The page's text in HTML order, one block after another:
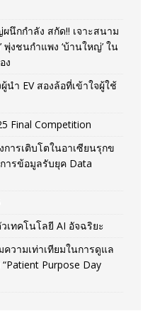
กกำลัง สกัด!! เจาะสนาม
พุ่งชนกำแพง ‘บ้านใหญ่’ ใน
ง
นำ EV สองล้อที่เข้าใจผู้ใช้
Final Competition
ารเติบโตในอาเซียนรุกข
ารข้อมูลรับยุค Data
เทคโนโลยี AI อัจฉริยะ
ความเท่าเทียมในการดูแล
Purpose Day